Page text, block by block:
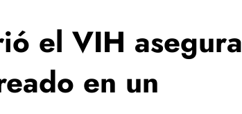
el VIH asegura
en un